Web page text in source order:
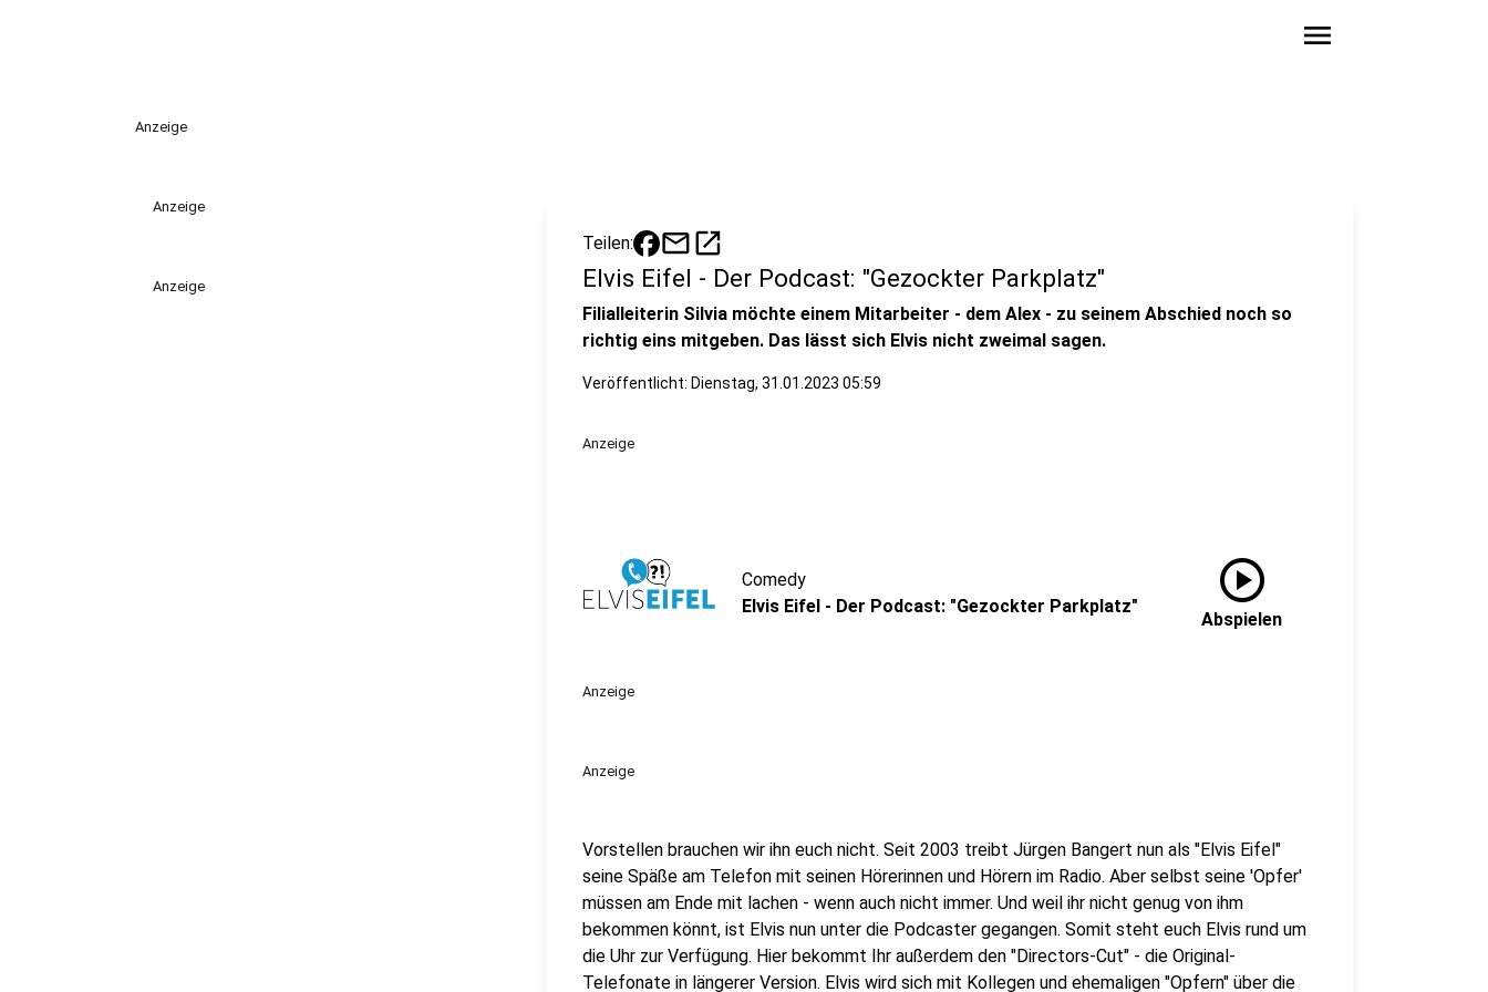
menu
Anzeige
Anzeige
Anzeige
Teilen: mailopen_in_new
Elvis Eifel - Der Podcast: "Gezockter Parkplatz"
Filialleiterin Silvia möchte einem Mitarbeiter - dem Alex - zu seinem Abschied noch so
richtig eins mitgeben. Das lässt sich Elvis nicht zweimal sagen.
Veröffentlicht: Dienstag, 31.01.2023 05:59
Anzeige
Comedy
Elvis Eifel - Der Podcast: "Gezockter Parkplatz"
play_circle
Abspielen
Anzeige
Anzeige
Vorstellen brauchen wir ihn euch nicht. Seit 2003 treibt Jürgen Bangert nun als "Elvis Eifel"
seine Späße am Telefon mit seinen Hörerinnen und Hörern im Radio. Aber selbst seine 'Opfer'
müssen am Ende mit lachen - wenn auch nicht immer. Und weil ihr nicht genug von ihm
bekommen könnt, ist Elvis nun unter die Podcaster gegangen. Somit steht euch Elvis rund um
die Uhr zur Verfügung. Hier bekommt Ihr außerdem den "Directors-Cut" - die Original-
Telefonate in längerer Version. Elvis wird sich mit Kollegen und ehemaligen "Opfern" über die